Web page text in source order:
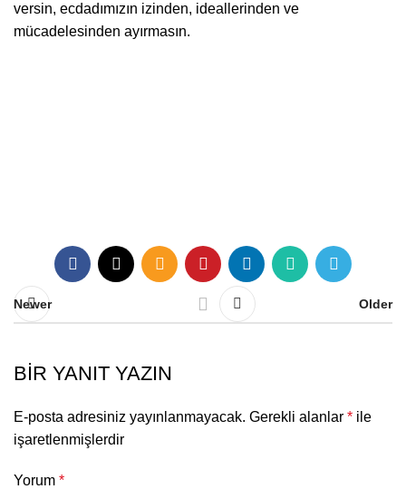
versin, ecdadımızın izinden, ideallerinden ve
mücadelesinden ayırmasın.
Newer Older
BIR YANIT YAZIN
E-posta adresiniz yayınlanmayacak. Gerekli alanlar * ile
işaretlenmişlerdir
Yorum *